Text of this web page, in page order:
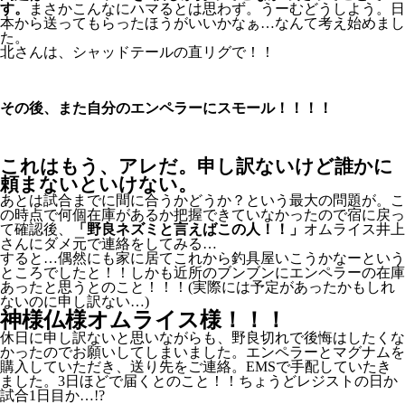
す。
まさかこんなにハマるとは思わず。うーむどうしよう。日
本から送ってもらったほうがいいかなぁ…なんて考え始めまし
た。
北さんは、シャッドテールの直リグで！！
その後、また自分のエンペラーにスモール！！！！
これはもう、アレだ。申し訳ないけど誰かに
頼まないといけない。
あとは試合までに間に合うかどうか？という最大の問題が。こ
の時点で何個在庫があるか把握できていなかったので宿に戻っ
て確認後、
「野良ネズミと言えばこの人！！」 オムライス井上
さんにダメ元で連絡をしてみる…
すると…偶然にも家に居てこれから釣具屋いこうかなーという
ところでしたと！！しかも近所のブンブンにエンペラーの在庫
あったと思うとのこと！！！(実際には予定があったかもしれ
ないのに申し訳ない…)
神様仏様オムライス様！！！
休日に申し訳ないと思いながらも、野良切れで後悔はしたくな
かったのでお願いしてしまいました。エンペラーとマグナムを
購入していただき、送り先をご連絡。EMSで手配していたき
ました。3日ほどで届くとのこと！！ちょうどレジストの日か
試合1日目か…!?